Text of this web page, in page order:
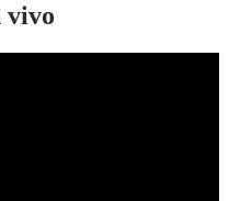
vivo